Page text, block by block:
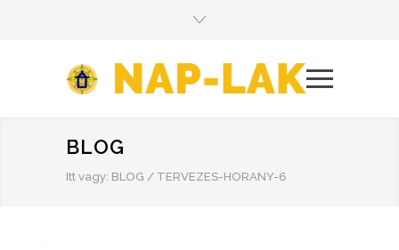
BLOG
Itt vagy: BLOG / TERVEZES-HORANY-6